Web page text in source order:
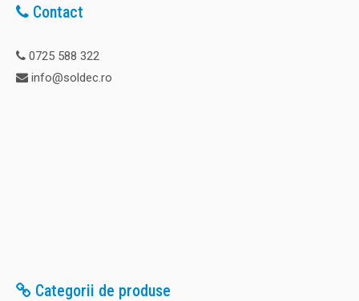
Contact
0725 588 322
info@soldec.ro
Categorii de produse